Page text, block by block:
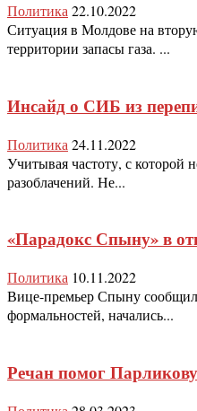
Политика22.10.2022
Ситуация в Молдове на
территории запасы газа. ...
Инсайд о СИБ из
Политика 24.11.2022
Учитывая частоту, с которой
разоблачений. Не...
«Парадокс Спыну» в
Политика 10.11.2022
Вице-премьер Спыну сообщил,
формальностей, начались...
Речан помог